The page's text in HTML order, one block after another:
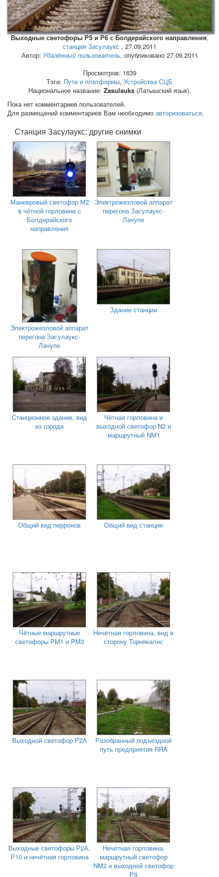
Выходные светофоры Р5 и Р6 с Болдерайского направления,
станция Засулаукс , 27.09.2011
Автор: Удалённый пользователь, опубликовано 27.09.2011
Просмотров: 1639
Тэги: Пути и платформы, Устройства СЦБ
Национальное название: Zasulauks(Латышский язык).
Пока нет комментариев пользователей.
Для размещений комментариев Вам необходимо авторизоваться.
Станция Засулаукс: другие снимки
Маневровый светофор М2
в чётной горловине с
Болдерайского
направления
Электрожезловой аппарат
перегона Засулаукс-
Лачупе
Электрожезловой аппарат
перегона Засулаукс-
Лачупе
Здание станции
Станционное здание, вид
из города
Чётная горловина и
выходной светофор N2 и
маршрутный NM1
Общий вид перронов Общий вид станции
Чётные маршрутные
светофоры PM1 и PM3
Нечётная горловина, вид в
сторону Торнякалнс
Выходной светофор Р2А
Разобранный подъездной
путь предприятия RRA
Выходные светофоры Р2А,
Р10 и нечётная горловина
Нечётная горловина,
маршрутный светофор
NM2 и выходной светофор
Р9